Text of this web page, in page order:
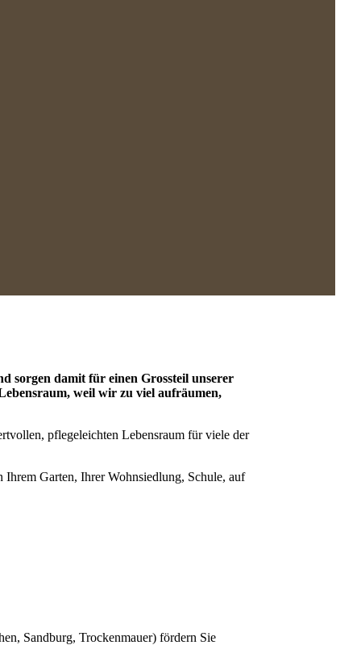
sorgen damit für einen Grossteil unserer
weil wir zu viel aufräumen,
pflegeleichten Lebensraum für viele der
Garten, Ihrer Wohnsiedlung, Schule, auf
Sandburg, Trockenmauer) fördern Sie